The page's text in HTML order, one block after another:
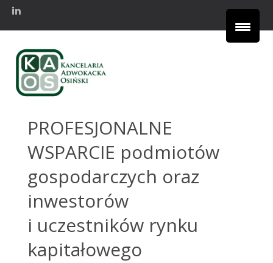
PROFESJONALNE
WSPARCIE podmiotów
gospodarczych oraz
inwestorów
i uczestników rynku
kapitałowego